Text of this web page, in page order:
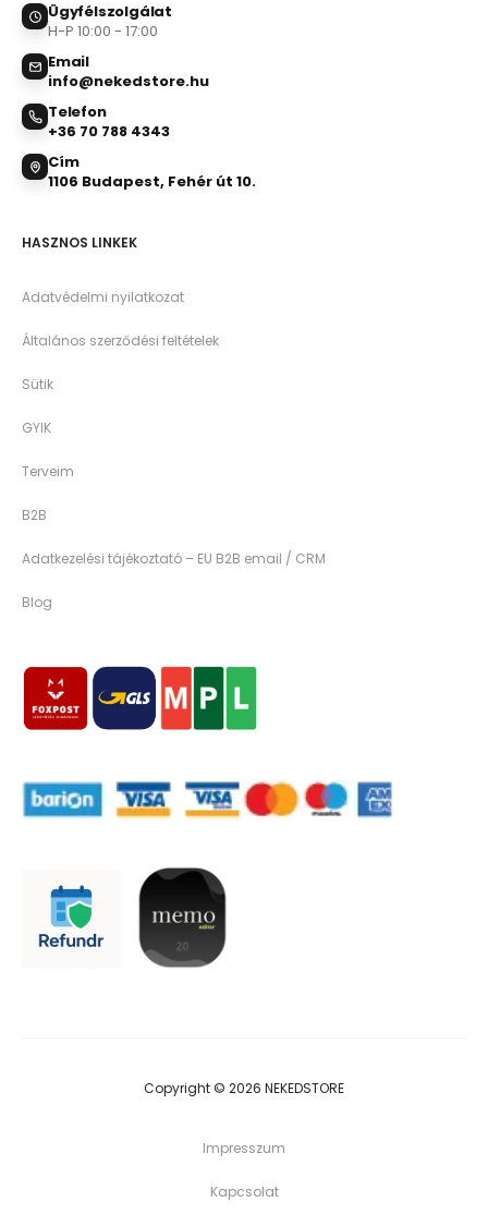
Ügyfélszolgálat
H-P 10:00 - 17:00
Email
info@nekedstore.hu
Telefon
+36 70 788 4343
Cím
1106 Budapest, Fehér út 10.
HASZNOS LINKEK
Adatvédelmi nyilatkozat
Általános szerződési feltételek
Sütik
GYIK
Terveim
B2B
Adatkezelési tájékoztató – EU B2B email / CRM
Blog
Copyright © 2026 NEKEDSTORE
Impresszum
Kapcsolat